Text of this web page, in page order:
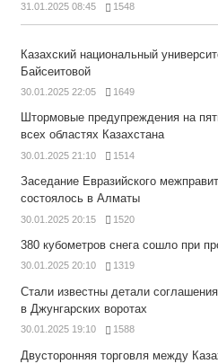
31.01.2025 08:45 1548
Казахский национальный
Байсеитовой
30.01.2025 22:05 1649
Штормовые предупреждения на
всех областях Казахстана
30.01.2025 21:10 1514
Заседание Евразийского
состоялось в Алматы
30.01.2025 20:15 1520
380 кубометров снега сошло при
30.01.2025 20:10 1319
Стали известны детали
в Джунгарских воротах
30.01.2025 19:10 1588
Двусторонняя торговля между